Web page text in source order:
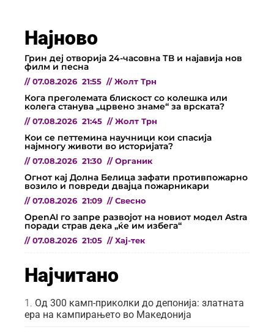
Најново
Грин деј отворија 24-часовна ТВ и најавија нов
филм и песна
// 07.08.2026 21:55 // Жолт Трн
Кога преголемата блискост со колешка или
колега станува „црвено знаме“ за врската?
// 07.08.2026 21:45 // Жолт Трн
Кои се петтемина научници кои спасија
најмногу животи во историјата?
// 07.08.2026 21:30 // Органик
Огнот кај Долна Белица зафати противпожарно
возило и повреди двајца пожарникари
// 07.08.2026 21:09 // Свесно
OpenAI го запре развојот на новиот модел Astra
поради страв дека „ќе им избега“
// 07.08.2026 21:05 // Хај-тек
Најчитано
Од 300 камп-приколки до депонија: златната
ера на кампирањето во Македонија